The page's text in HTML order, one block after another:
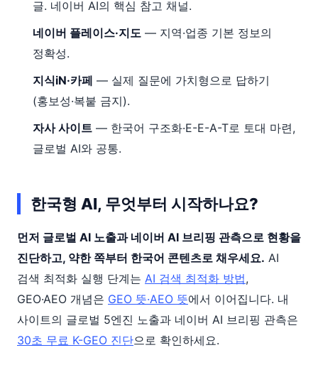
글. 네이버 AI의 핵심 참고 채널.
네이버 플레이스·지도 — 지역·업종 기본 정보의
정확성.
지식iN·카페 — 실제 질문에 가치형으로 답하기
(홍보성·복붙 금지).
자사 사이트 — 한국어 구조화·E-E-A-T로 토대 마련,
글로벌 AI와 공통.
한국형 AI, 무엇부터 시작하나요?
먼저 글로벌 AI 노출과 네이버 AI 브리핑 관측으로 현황을
진단하고, 약한 쪽부터 한국어 콘텐츠로 채우세요. AI
검색 최적화 실행 단계는 AI 검색 최적화 방법,
GEO·AEO 개념은 GEO 뜻·AEO 뜻에서 이어집니다. 내
사이트의 글로벌 5엔진 노출과 네이버 AI 브리핑 관측은
30초 무료 K-GEO 진단으로 확인하세요.